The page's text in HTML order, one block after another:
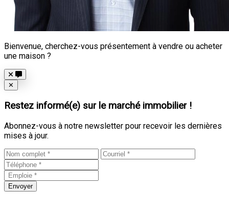
Bienvenue, cherchez-vous présentement à vendre ou acheter
une maison ?
Close
✕
Restez informé(e) sur le marché immobilier !
Abonnez-vous à notre newsletter pour recevoir les dernières
mises à jour.
Envoyer